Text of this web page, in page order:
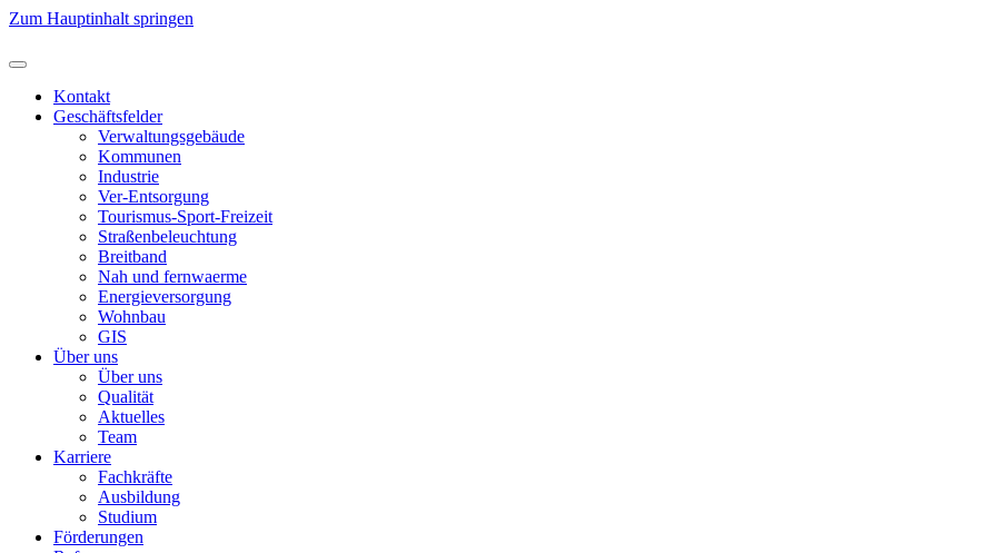
Zum Hauptinhalt springen
Kontakt
Geschäftsfelder
Verwaltungsgebäude
Kommunen
Industrie
Ver-Entsorgung
Tourismus-Sport-Freizeit
Straßenbeleuchtung
Breitband
Nah und fernwaerme
Energieversorgung
Wohnbau
GIS
Über uns
Über uns
Qualität
Aktuelles
Team
Karriere
Fachkräfte
Ausbildung
Studium
Förderungen